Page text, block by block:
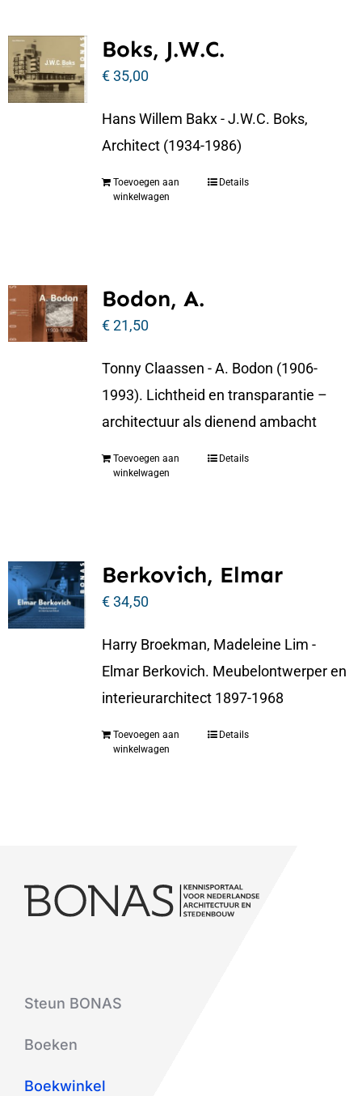
Boks, J.W.C.
€35,00
Hans Willem Bakx - J.W.C. Boks,
Architect (1934-1986)
Toevoegen aan
winkelwagen
Details
Bodon, A.
€21,50
Tonny Claassen - A. Bodon (1906-
1993). Lichtheid en transparantie –
architectuur als dienend ambacht
Toevoegen aan
winkelwagen
Details
Berkovich, Elmar
€34,50
Harry Broekman, Madeleine Lim -
Elmar Berkovich. Meubelontwerper en
interieurarchitect 1897-1968
Toevoegen aan
winkelwagen
Details
Steun BONAS
Boeken
Boekwinkel